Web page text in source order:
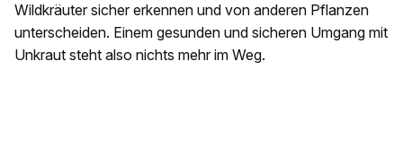
Wildkräuter sicher erkennen und von anderen Pflanzen
unterscheiden. Einem gesunden und sicheren Umgang mit
Unkraut steht also nichts mehr im Weg.